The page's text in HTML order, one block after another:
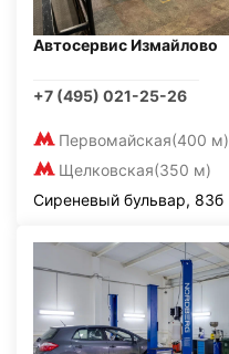
Автосервис Измайлово
+7 (495) 021-25-26
Первомайская(400 м)
Щелковская(350 м)
Сиреневый бульвар, 83б